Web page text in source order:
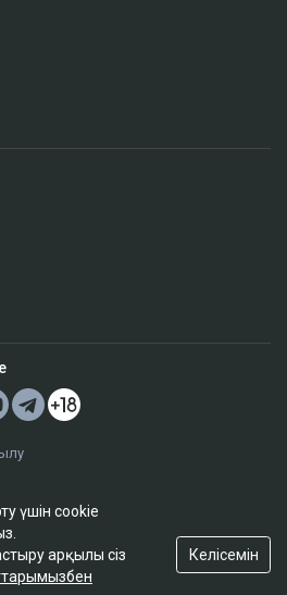
үшін cookie
арқылы сіз
Келісемін